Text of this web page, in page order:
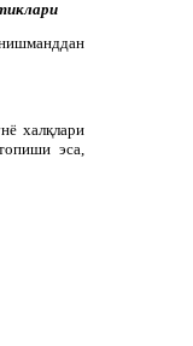
халқлари
эса,